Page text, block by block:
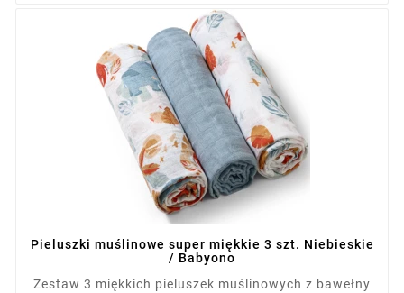
Pieluszki muślinowe super miękkie 3 szt. Niebieskie
/ Babyono
Zestaw 3 miękkich pieluszek muślinowych z bawełny